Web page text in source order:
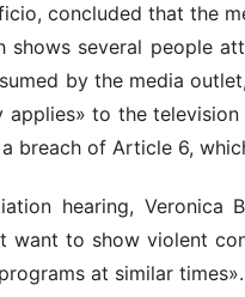
concluded that the
several people
by the media
to the
breach of Article 6,
hearing, Veronica
to show violent
at similar times».